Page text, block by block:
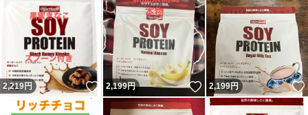
2,219円 いいね！
2,199円 いいね！
2,199円